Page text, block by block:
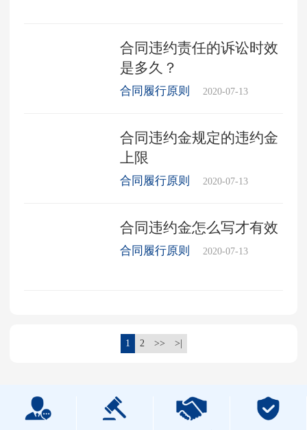
合同违约责任的诉讼时效
是多久？
合同履行原则 2020-07-13
合同违约金规定的违约金
上限
合同履行原则 2020-07-13
合同违约金怎么写才有效
合同履行原则 2020-07-13
1 2 >> >|